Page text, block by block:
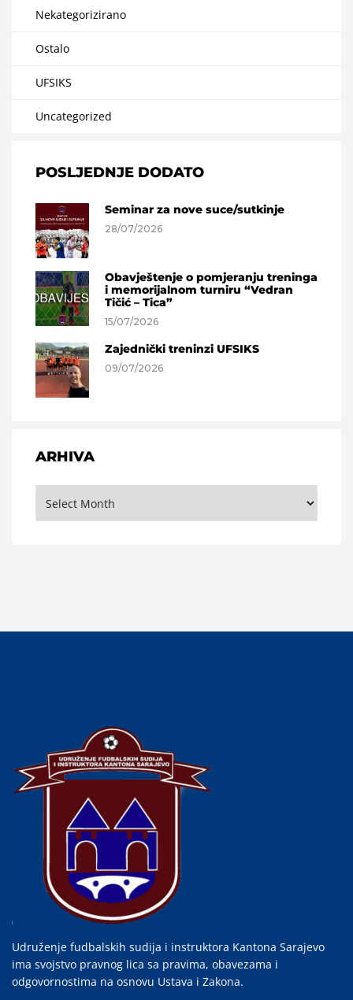
Nekategorizirano
Ostalo
UFSIKS
Uncategorized
POSLJEDNJE DODATO
Seminar za nove suce/sutkinje
28/07/2026
Obavještenje o pomjeranju treninga
i memorijalnom turniru “Vedran
Tičić – Tica”
15/07/2026
Zajednički treninzi UFSIKS
09/07/2026
ARHIVA
Udruženje fudbalskih sudija i instruktora Kantona Sarajevo
ima svojstvo pravnog lica sa pravima, obavezama i
odgovornostima na osnovu Ustava i Zakona.